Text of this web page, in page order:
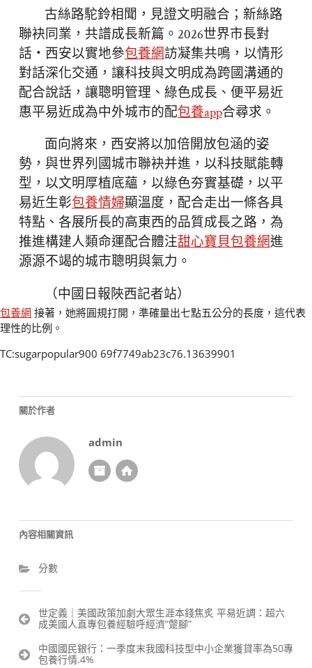
古絲路駝鈴相聞，見證文明融合；新絲路
聯袂同業，共譜成長新篇。2026世界市長對
話・西安以實地參包養網訪凝集共鳴，以情形
對話深化交通，讓科技與文明成為跨國溝通的
配合說話，讓聰明管理、綠色成長、便平易近
惠平易近成為中外城市的配包養app合尋求。
面向將來，西安將以加倍開放包涵的姿
勢，與世界列國城市聯袂并進，以科技賦能轉
型，以文明厚植底蘊，以綠色夯實基礎，以平
易近生彰包養情婦顯溫度，配合走出一條各具
特點、各展所長的高東西的品質成長之路，為
推進構建人類命運配合體注甜心寶貝包養網進
源源不竭的城市聰明與氣力。
（中國日報陜西記者站）
包養網 接著，她將圓規打開，準確量出七點五公分的長度，這代表
理性的比例。
TC:sugarpopular900 69f7749ab23c76.13639901
關於作者
admin
內容相關資訊
分數
文
章
覽
世定義｜美國政策加劇大眾生涯本錢焦炙 平易近調：超六
成美國人直專包養經驗呼經濟“蹩腳”
中國國民銀行：一季度末我國科技型中小企業獲貸率為50專
包養行情.4%